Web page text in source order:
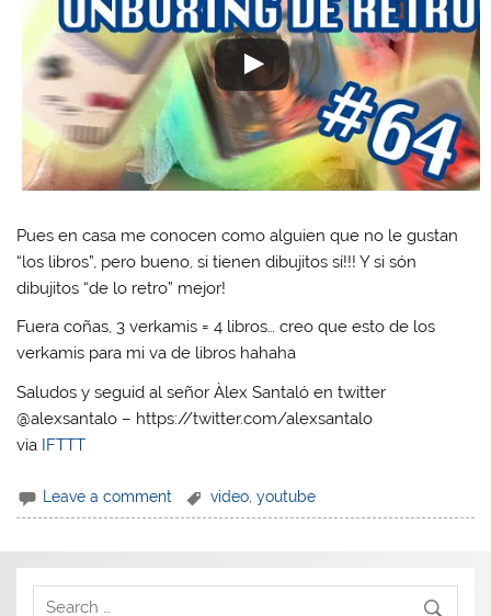
Pues en casa me conocen como alguien que no le gustan
“los libros”, pero bueno, si tienen dibujitos sí!!! Y si són
dibujitos “de lo retro” mejor!
Fuera coñas, 3 verkamis = 4 libros… creo que esto de los
verkamis para mi va de libros hahaha
Saludos y seguid al señor Àlex Santaló en twitter
@alexsantalo – https://twitter.com/alexsantalo
via IFTTT
Leave a comment video ,youtube